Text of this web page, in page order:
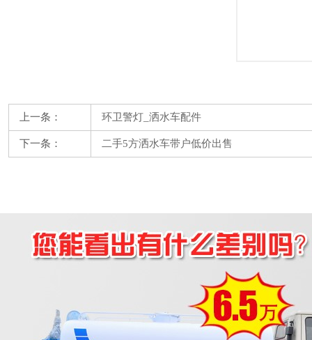
上一条： 环卫警灯_洒水车配件
下一条： 二手5方洒水车带户低价出售